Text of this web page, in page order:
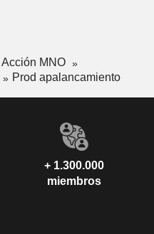
Acción MNO
Prod apalancamiento
+ 1.300.000
miembros